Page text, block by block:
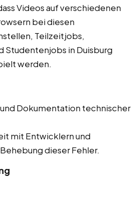
Videos auf verschiedenen
bei diesen
Teilzeitjobs,
Studentenjobs in Duisburg
werden.
Dokumentation technischer
mit Entwicklern und
dieser Fehler.